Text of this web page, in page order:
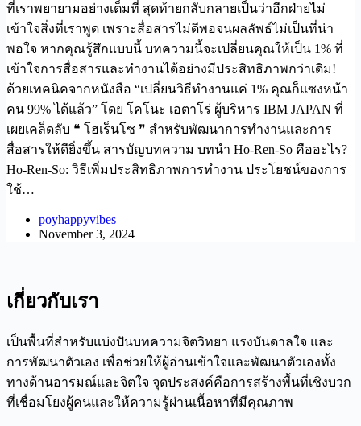
ที่เราพยายามอย่างเต็มที่ สุดท้ายกลับกลายเป็นว่าอีกฝ่ายไม่
เข้าใจสิ่งที่เราพูด เพราะสื่อสารไม่ดีพอจนผลลัพธ์ไม่เป็นที่น่า
พอใจ หากคุณรู้สึกแบบนี้ บทความนี้จะเปลี่ยนคุณให้เป็น 1% ที่
เข้าใจการสื่อสารและทำงานได้อย่างมีประสิทธิภาพกว่าเดิม!
ด้วยเทคนิคจากหนังสือ “เปลี่ยนวิธีทำงานแค่ 1% คุณก็แซงหน้า
คน 99% ได้แล้ว” โดย โคโนะ เอตาโร่ ผู้บริหาร IBM JAPAN ที่
เผยเคล็ดลับ ❝ โฮเร็นโซ ❞ สำหรับพัฒนาการทำงานและการ
สื่อสารให้ดียิ่งขึ้น สารบัญบทความ บทนำ Ho-Ren-So คืออะไร?
Ho-Ren-So: วิธีเพิ่มประสิทธิภาพการทำงาน ประโยชน์ของการ
ใช้…
poyhappyvibes
November 3, 2024
เกี่ยวกับเรา
เป็นพื้นที่สำหรับแบ่งปันบทความจิตวิทยา แรงบันดาลใจ และ
การพัฒนาตัวเอง เพื่อช่วยให้ผู้อ่านเข้าใจและพัฒนาตัวเองทั้ง
ทางด้านอารมณ์และจิตใจ จุดประสงค์คือการสร้างพื้นที่เชิงบวก
ที่เชื่อมโยงผู้คนและให้ความรู้ผ่านเนื้อหาที่มีคุณภาพ